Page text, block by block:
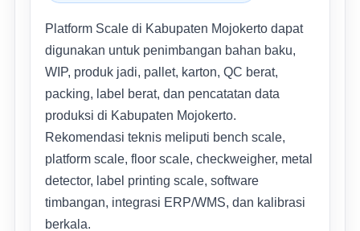
Platform Scale di Kabupaten Mojokerto dapat
digunakan untuk penimbangan bahan baku,
WIP, produk jadi, pallet, karton, QC berat,
packing, label berat, dan pencatatan data
produksi di Kabupaten Mojokerto.
Rekomendasi teknis meliputi bench scale,
platform scale, floor scale, checkweigher, metal
detector, label printing scale, software
timbangan, integrasi ERP/WMS, dan kalibrasi
berkala.